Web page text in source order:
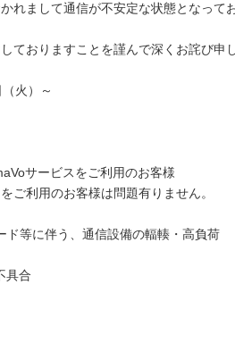
れまして通信が不安定な状態となってお
ておりますことを謹んで深くお詫び申
火）～
サービスをご利用のお客様
お客様は問題有りません。
等に伴う、通信設備の輻輳・高負荷
具合